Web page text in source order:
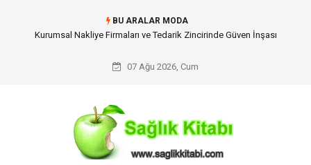
BU ARALAR MODA
Dalaman Kalkan Transfer: Kişiselleştirilmiş Hizmet Ve Uç Nokta Konforu
07 Ağu 2026, Cum